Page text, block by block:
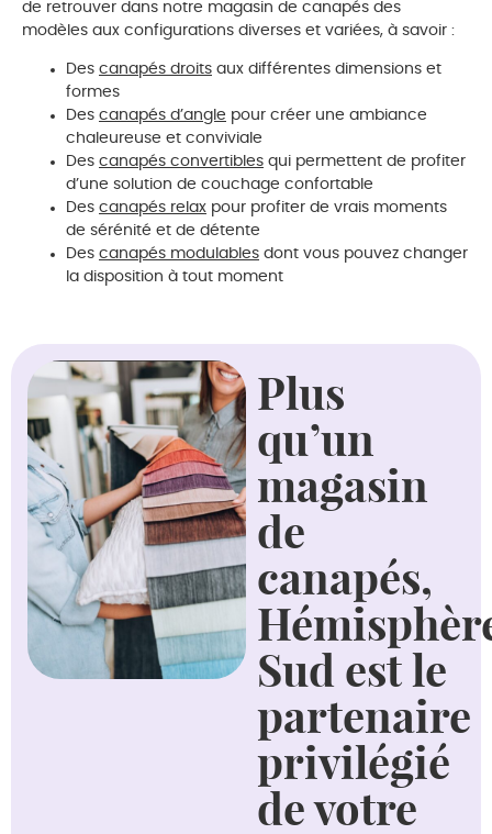
de retrouver dans notre magasin de canapés des
modèles aux configurations diverses et variées, à savoir :
Des canapés droits aux différentes dimensions et
formes
Des canapés d’angle pour créer une ambiance
chaleureuse et conviviale
Des canapés convertibles qui permettent de profiter
d’une solution de couchage confortable
Des canapés relax pour profiter de vrais moments
de sérénité et de détente
Des canapés modulables dont vous pouvez changer
la disposition à tout moment
Plus
qu’un
magasin
de
canapés,
Sud est le
partenaire
privilégié
de votre